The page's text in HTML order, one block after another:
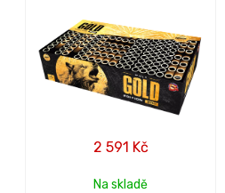
2 591 Kč
Na skladě